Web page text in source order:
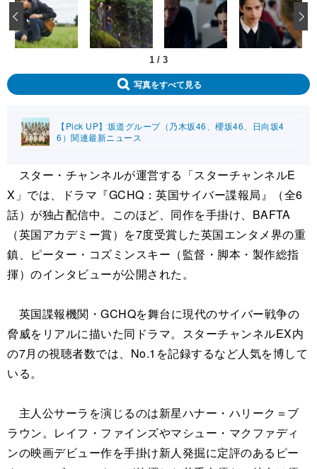
1 / 3
‹
写真をすべて見る
【Pick UP】坂道グループ（乃木坂46、櫻坂46、日向坂4
6）関連最新ニュース
スター・チャンネルが運営する「スターチャンネルE
X」では、ドラマ『GCHQ：英国サイバー諜報局』（全6
話）が独占配信中。このほど、同作を手掛け、BAFTA
（英国アカデミー賞）を7度受賞した英国エンタメ界の重
鎮、ピーター・コズミンスキー（監督・脚本・製作総指
揮）のインタビューが公開された。
英国諜報機関・GCHQを舞台に現代のサイバー戦争の
脅威をリアルに描いた同ドラマ。スターチャンネルEX内
の7月の視聴者数では、No.1を記録するなど人気を博して
いる。
主人公サーラを演じるのは新星ハナー・ハリーク＝ブ
ラウン。レイフ・ファインズやマシュー・マクファディ
ンの映画デビュー作を手掛け新人発掘に定評のあるピー